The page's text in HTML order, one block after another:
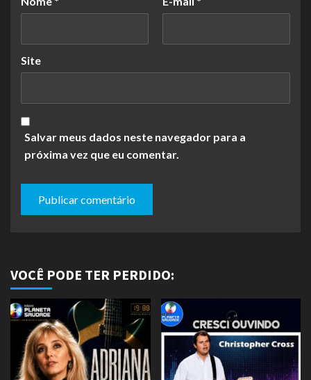
Site
Salvar meus dados neste navegador para a
próxima vez que eu comentar.
VOCÊ PODE TER PERDIDO: